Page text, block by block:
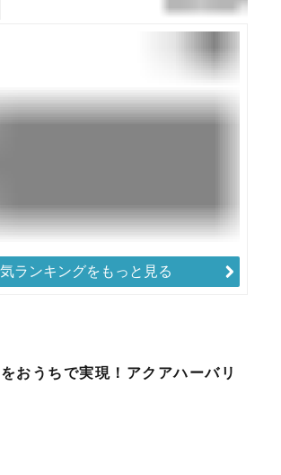
ランキングをもっと見る
おうちで実現！アクアハーバリ